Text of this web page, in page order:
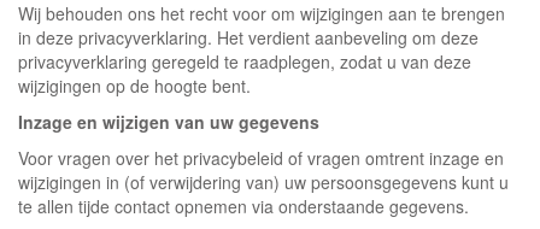
Wij behouden ons het recht voor om wijzigingen aan te brengen
in deze privacyverklaring. Het verdient aanbeveling om deze
privacyverklaring geregeld te raadplegen, zodat u van deze
wijzigingen op de hoogte bent.
Inzage en wijzigen van uw gegevens
Voor vragen over het privacybeleid of vragen omtrent inzage en
wijzigingen in (of verwijdering van) uw persoonsgegevens kunt u
te allen tijde contact opnemen via onderstaande gegevens.